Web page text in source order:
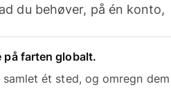
du behøver, på én konto,
på farten globalt.
ét sted, og omregn dem